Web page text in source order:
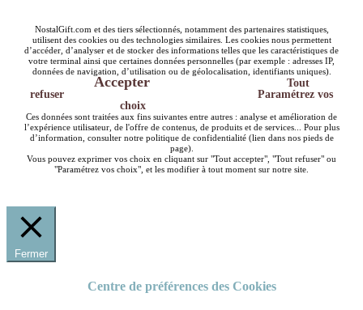
NostalGift.com et des tiers sélectionnés, notamment des partenaires statistiques,
utilisent des cookies ou des technologies similaires. Les cookies nous permettent
d’accéder, d’analyser et de stocker des informations telles que les caractéristiques de
votre terminal ainsi que certaines données personnelles (par exemple : adresses IP,
données de navigation, d’utilisation ou de géolocalisation, identifiants uniques).
Accepter
Tout
refuser
Paramétrez vos
choix
Ces données sont traitées aux fins suivantes entre autres : analyse et amélioration de
l’expérience utilisateur, de l'offre de contenus, de produits et de services... Pour plus
d’information, consulter notre politique de confidentialité (lien dans nos pieds de
page).
Vous pouvez exprimer vos choix en cliquant sur "Tout accepter", "Tout refuser" ou
"Paramétrez vos choix", et les modifier à tout moment sur notre site.
Fermer
Centre de préférences des Cookies